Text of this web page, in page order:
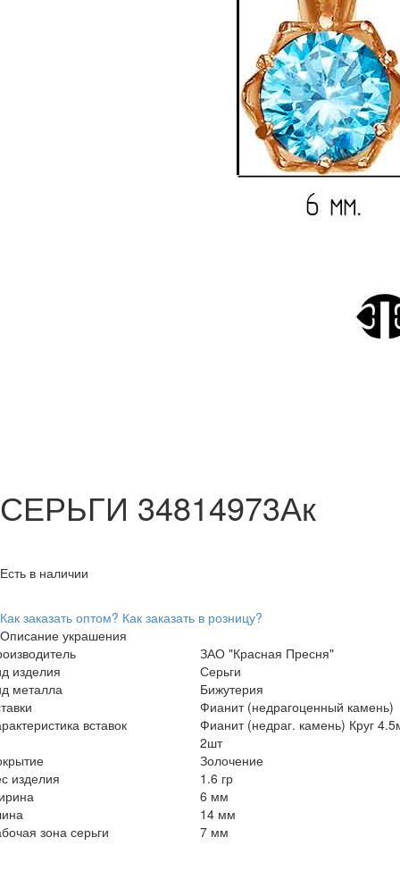
СЕРЬГИ 34814973Ак
Есть в наличии
Как заказать оптом? Как заказать в розницу?
Описание украшения
ЗАО "Красная Пресня"
изделия
Серьги
металла
Бижутерия
Фианит (недрагоценный камень)
вставок
Фианит (недраг. камень) Круг
2шт
Золочение
изделия
1.6 гр
6 мм
14 мм
зона серьги
7 мм